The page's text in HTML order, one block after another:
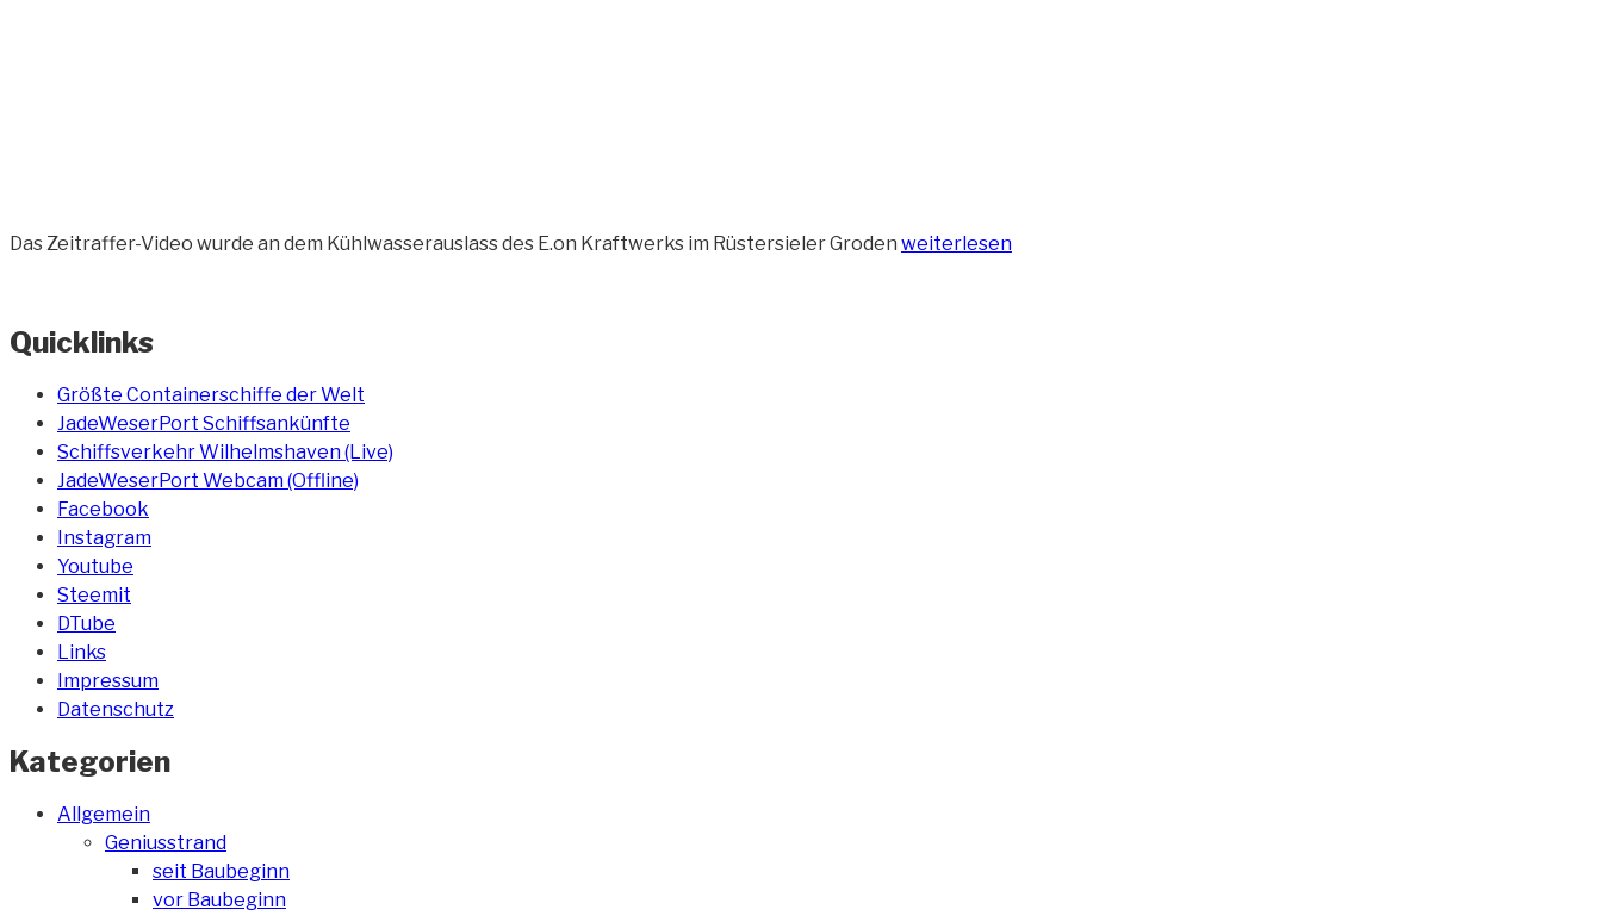
Das Zeitraffer-Video wurde an dem Kühlwasserauslass des E.on Kraftwerks im Rüstersieler Groden „Am
weiterlesen
Quicklinks
Größte Containerschiffe der Welt
JadeWeserPort Schiffsankünfte
Schiffsverkehr Wilhelmshaven (Live)
JadeWeserPort Webcam (Offline)
Facebook
Instagram
Youtube
Steemit
DTube
Links
Impressum
Datenschutz
Kategorien
Allgemein
Geniusstrand
seit Baubeginn
vor Baubeginn